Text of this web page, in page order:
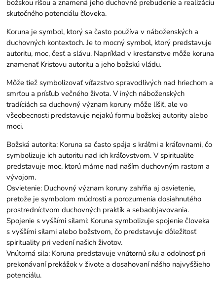
božskou ríšou a znamená jeho duchovné prebudenie a realizáciu
skutočného potenciálu človeka.
Koruna je symbol, ktorý sa často používa v náboženských a
duchovných kontextoch. Je to mocný symbol, ktorý predstavuje
autoritu, moc, česť a slávu. Napríklad v kresťanstve môže koruna
znamenať Kristovu autoritu a jeho božskú vládu.
Môže tiež symbolizovať víťazstvo spravodlivých nad hriechom a
smrťou a prísľub večného života. V iných náboženských
tradíciách sa duchovný význam koruny môže líšiť, ale vo
všeobecnosti predstavuje nejakú formu božskej autority alebo
moci.
Božská autorita: Koruna sa často spája s kráľmi a kráľovnami, čo
symbolizuje ich autoritu nad ich kráľovstvom. V spiritualite
predstavuje moc, ktorú máme nad naším duchovným rastom a
vývojom.
Osvietenie: Duchovný význam koruny zahŕňa aj osvietenie,
pretože je symbolom múdrosti a porozumenia dosiahnutého
prostredníctvom duchovných praktík a sebaobjavovania.
Spojenie s vyššími silami: Koruna symbolizuje spojenie človeka
s vyššími silami alebo božstvom, čo predstavuje dôležitosť
spirituality pri vedení našich životov.
Vnútorná sila: Koruna predstavuje vnútornú silu a odolnosť pri
prekonávaní prekážok v živote a dosahovaní nášho najvyššieho
potenciálu.